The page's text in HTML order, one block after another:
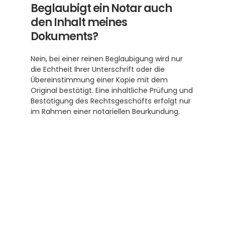
Beglaubigt ein Notar auch
den Inhalt meines
Dokuments?
Nein, bei einer reinen Beglaubigung wird nur
die Echtheit Ihrer Unterschrift oder die
Übereinstimmung einer Kopie mit dem
Original bestätigt. Eine inhaltliche Prüfung und
Bestätigung des Rechtsgeschäfts erfolgt nur
im Rahmen einer notariellen Beurkundung.